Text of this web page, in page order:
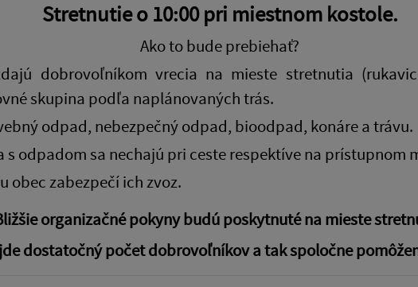
Stretnutie o 10:00 pri miestnom kostole.
Ako to bude prebiehať?
dobrovoľníkom vrecia na mieste stretnutia
skupina podľa naplánovaných trás.
odpad, nebezpečný odpad, bioodpad, konáre a trávu.
s odpadom sa nechajú pri ceste respektíve na prístupnom
obec zabezpečí ich zvoz.
organizačné pokyny budú poskytnuté na mieste
dostatočný počet dobrovoľníkov a tak spoločne